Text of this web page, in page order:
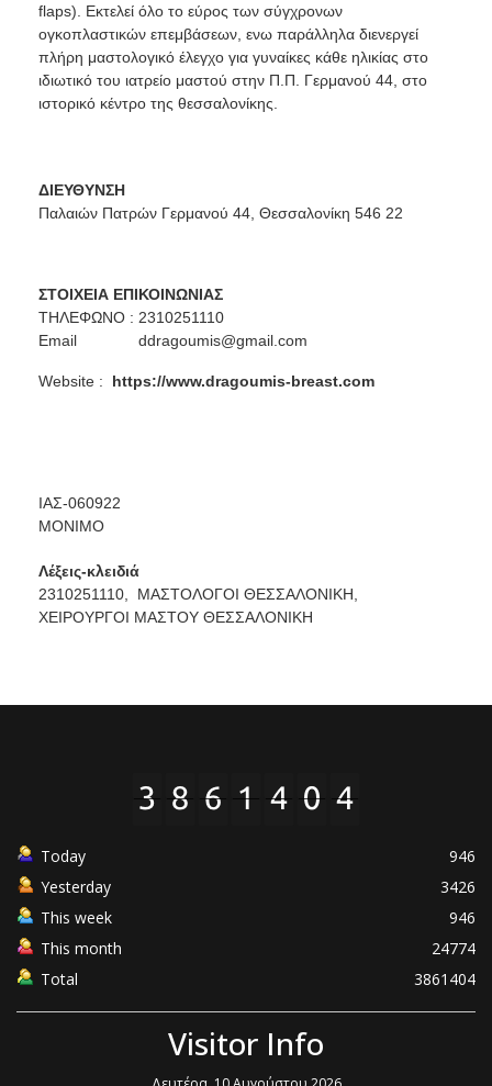
flaps). Εκτελεί όλο το εύρος των σύγχρονων
ογκοπλαστικών επεμβάσεων, ενω παράλληλα διενεργεί
πλήρη μαστολογικό έλεγχο για γυναίκες κάθε ηλικίας στο
ιδιωτικό του ιατρείο μαστού στην Π.Π. Γερμανού 44, στο
ιστορικό κέντρο της θεσσαλονίκης.
ΔΙΕΥΘΥΝΣΗ
Παλαιών Πατρών Γερμανού 44, Θεσσαλονίκη 546 22
ΣΤΟΙΧΕΙΑ ΕΠΙΚΟΙΝΩΝΙΑΣ
ΤΗΛΕΦΩΝΟ : 2310251110
Email ddragoumis@gmail.com
Website : https://www.dragoumis-breast.com
ΙΑΣ-060922
ΜΟΝΙΜΟ
Λέξεις-κλειδιά
2310251110,
ΜΑΣΤΟΛΟΓΟΙ ΘΕΣΣΑΛΟΝΙΚΗ,
ΧΕΙΡΟΥΡΓΟΙ ΜΑΣΤΟΥ ΘΕΣΣΑΛΟΝΙΚΗ
Today
946
Yesterday
3426
This week
946
This month
24774
Total
3861404
Visitor Info